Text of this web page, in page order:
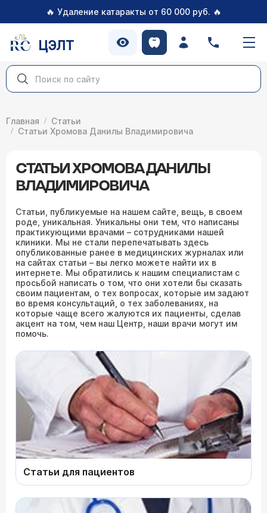
🔥 Удаление катаракты от 60 000 руб. 🔥
ЦЭЛТ
Главная
Статьи
Статьи Хромова Данилы Владимировича
СТАТЬИ ХРОМОВА ДАНИЛЫ
ВЛАДИМИРОВИЧА
Статьи, публикуемые на нашем сайте, вещь, в своем
роде, уникальная. Уникальны они тем, что написаны
практикующими врачами – сотрудниками нашей
клиники. Мы не стали перепечатывать здесь
опубликованные ранее в медицинских журналах или
на сайтах статьи – вы легко можете найти их в
интернете. Мы обратились к нашим специалистам с
просьбой написать о том, что они хотели бы сказать
своим пациентам, о тех вопросах, которые им задают
во время консультаций, о тех заболеваниях, на
которые чаще всего жалуются их пациенты, сделав
акцент на том, чем наш Центр, наши врачи могут им
помочь.
Статьи для пациентов